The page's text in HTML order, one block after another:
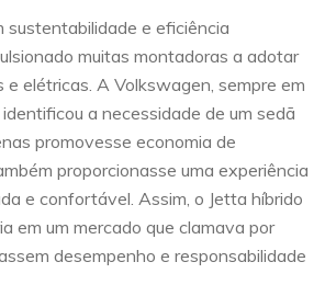
sustentabilidade e eficiência
muitas montadoras a adotar
e elétricas. A Volkswagen, sempre em
a necessidade de um sedã
promovesse economia de
proporcionasse uma experiência
e confortável. Assim, o Jetta híbrido
em um mercado que clamava por
desempenho e responsabilidade